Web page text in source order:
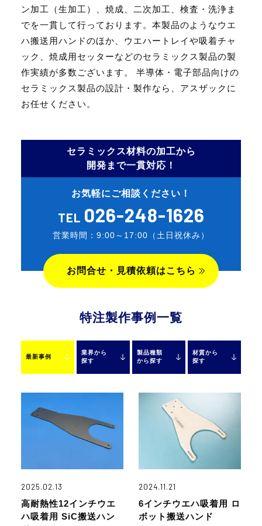
ン加工（生加工）、焼成、二次加工、検査・洗浄ま
でを一貫して行っております。本製品のようなウエ
ハ搬送用ハンドのほか、ウエハートレイや吸着チャ
ック、焼成用セッターなどのセラミックス製品の製
作実績が多数ございます。 半導体・電子部品向けの
セラミックス製品の設計・製作なら、アスザックに
お任せください。
セラミックス材料の加工から
開発まで一貫対応！
お気軽にご相談ください！
TEL 026-248-1626
営業時間：9:00～17:00（土日祝休み）
お問合せ・見積依頼はこちら
特注製作事例一覧
最新事例
業界から
探す
製品種類
から探す
材質から
探す
2025.02.13
高耐熱性12インチウエ
ハ吸着用 SiC搬送ハン
2024.11.21
6インチウエハ吸着用 ロ
ボット搬送ハンド